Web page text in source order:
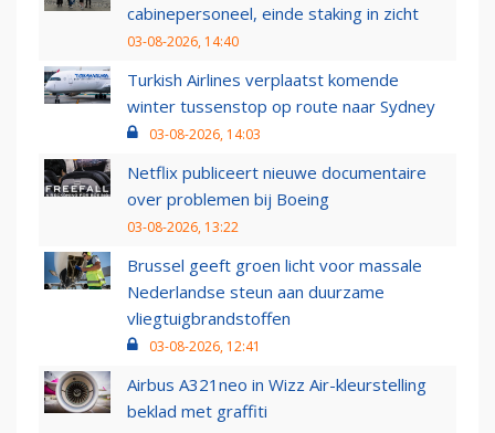
cabinepersoneel, einde staking in zicht
03-08-2026, 14:40
Turkish Airlines verplaatst komende
winter tussenstop op route naar Sydney
03-08-2026, 14:03
Netflix publiceert nieuwe documentaire
over problemen bij Boeing
03-08-2026, 13:22
Brussel geeft groen licht voor massale
Nederlandse steun aan duurzame
vliegtuigbrandstoffen
03-08-2026, 12:41
Airbus A321neo in Wizz Air-kleurstelling
beklad met graffiti